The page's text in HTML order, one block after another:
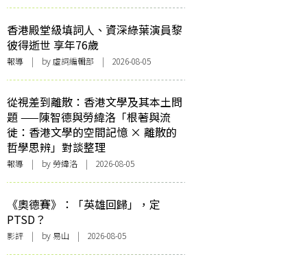
香港殿堂級填詞人、資深綠葉演員黎
彼得逝世 享年76歲
報導 | by 虛詞編輯部 | 2026-08-05
從視差到離散：香港文學及其本土問
題 ——陳智德與勞緯洛「根著與流
徙：香港文學的空間記憶 × 離散的
哲學思辨」對談整理
報導 | by 勞緯洛 | 2026-08-05
《奧德賽》：「英雄回歸」，定
PTSD？
影評 | by 易山 | 2026-08-05